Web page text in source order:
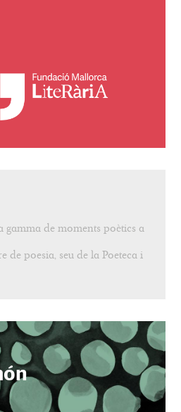
gamma de moments poètics a
de poesia, seu de la Poeteca i